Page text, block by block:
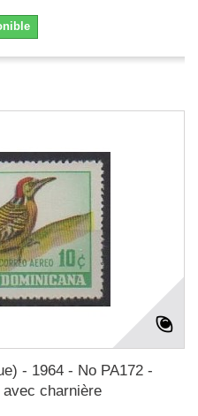
- 1964 - No PA172 -
charnière